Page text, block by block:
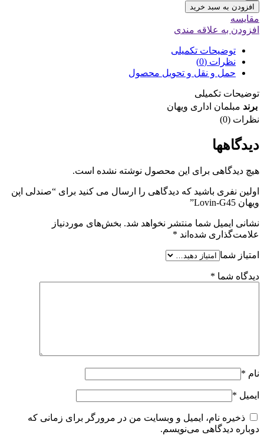
افزودن به سبد خرید
مقایسه
افزودن به علاقه مندی
توضیحات تکمیلی
نظرات (0)
حمل و نقل و تحویل محصول
توضیحات تکمیلی
برند مبلمان اداری ویهان
نظرات (0)
دیدگاهها
هیچ دیدگاهی برای این محصول نوشته نشده است.
اولین نفری باشید که دیدگاهی را ارسال می کنید برای “صندلی اپن
ویهان Lovin-G45”
نشانی ایمیل شما منتشر نخواهد شد. بخش‌های موردنیاز
علامت‌گذاری شده‌اند *
امتیاز شما
دیدگاه شما *
نام *
ایمیل *
ذخیره نام، ایمیل و وبسایت من در مرورگر برای زمانی که
دوباره دیدگاهی می‌نویسم.